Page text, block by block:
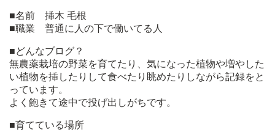
■名前 挿木 毛根
■職業 普通に人の下で働いてる人
■どんなブログ？
無農薬栽培の野菜を育てたり、気になった植物や増やした
い植物を挿したりして食べたり眺めたりしながら記録をと
っています。
よく飽きて途中で投げ出しがちです。
■育てている場所